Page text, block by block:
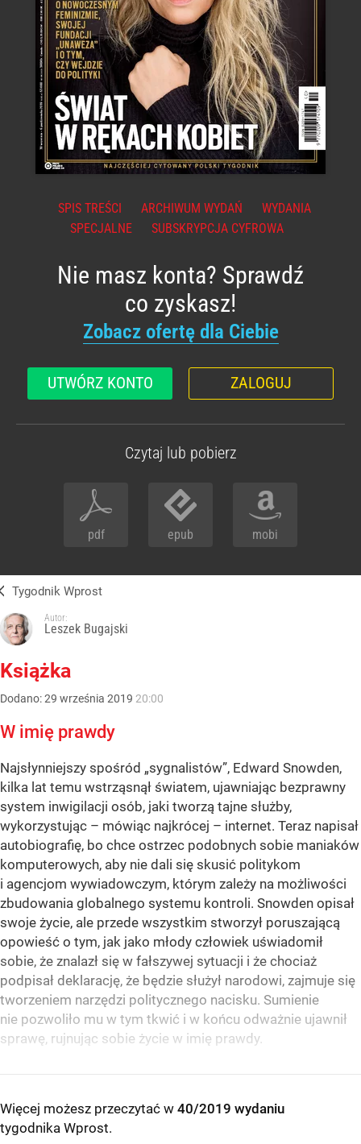
SPIS TREŚCI ARCHIWUM WYDAŃ
WYDANIA
SPECJALNE
SUBSKRYPCJA CYFROWA
Nie masz konta? Sprawdź
co zyskasz!
Zobacz ofertę dla Ciebie
UTWÓRZ KONTO ZALOGUJ
Czytaj lub pobierz
pdf epub mobi
Tygodnik Wprost
Autor:
Leszek Bugajski
Książka
Dodano:29 września 2019 20:00
W imię prawdy
Najsłynniejszy spośród „sygnalistów”, Edward Snowden,
kilka lat temu wstrząsnął światem, ujawniając bezprawny
system inwigilacji osób, jaki tworzą tajne służby,
wykorzystując – mówiąc najkrócej – internet. Teraz napisał
autobiografię, bo chce ostrzec podobnych sobie maniaków
komputerowych, aby nie dali się skusić politykom
i agencjom wywiadowczym, którym zależy na możliwości
zbudowania globalnego systemu kontroli. Snowden opisał
swoje życie, ale przede wszystkim stworzył poruszającą
opowieść o tym, jak jako młody człowiek uświadomił
sobie, że znalazł się w fałszywej sytuacji i że chociaż
podpisał deklarację, że będzie służył narodowi, zajmuje się
tworzeniem narzędzi politycznego nacisku. Sumienie
nie pozwoliło mu w tym tkwić i w końcu odważnie ujawnił
sprawę, rujnując sobie życie w imię prawdy.
Więcej możesz przeczytać w 40/2019 wydaniu
tygodnika Wprost.